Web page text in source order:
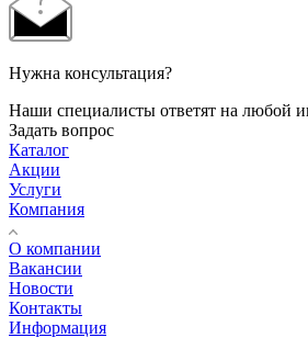
Нужна консультация?
Наши специалисты ответят на любой
Задать вопрос
Каталог
Акции
Услуги
Компания
О компании
Вакансии
Новости
Контакты
Информация